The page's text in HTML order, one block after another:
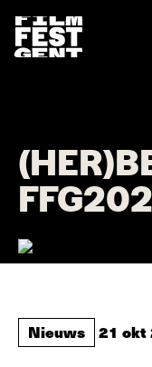
Nieuws 21 okt